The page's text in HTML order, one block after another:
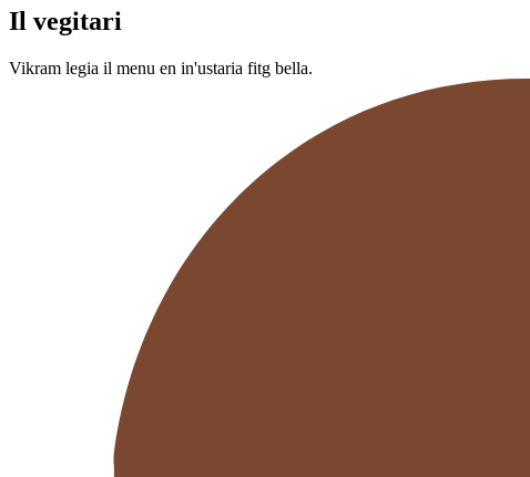
Il vegitari
Vikram legia il menu en in'⁠ustaria fitg bella.